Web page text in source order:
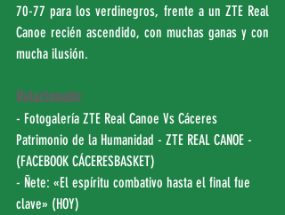
70-77 para los verdinegros, frente a un ZTE Real
Canoe recién ascendido, con muchas ganas y con
mucha ilusión.
Relacionado:
- Fotogalería ZTE Real Canoe Vs Cáceres
Patrimonio de la Humanidad - ZTE REAL CANOE -
(FACEBOOK CÁCERESBASKET)
- Ñete: «El espíritu combativo hasta el final fue
clave» (HOY)